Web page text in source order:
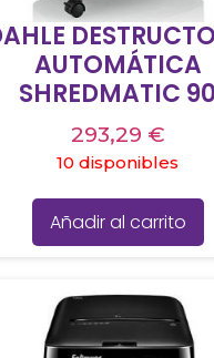
AUTOMÁTICA
SHREDMATIC 90
CORTE EN
PARTÍCULAS
P4 23L 90H/AUTO
10H/MAN
222MM
293,29 €
10 disponibles
Añadir al carrito